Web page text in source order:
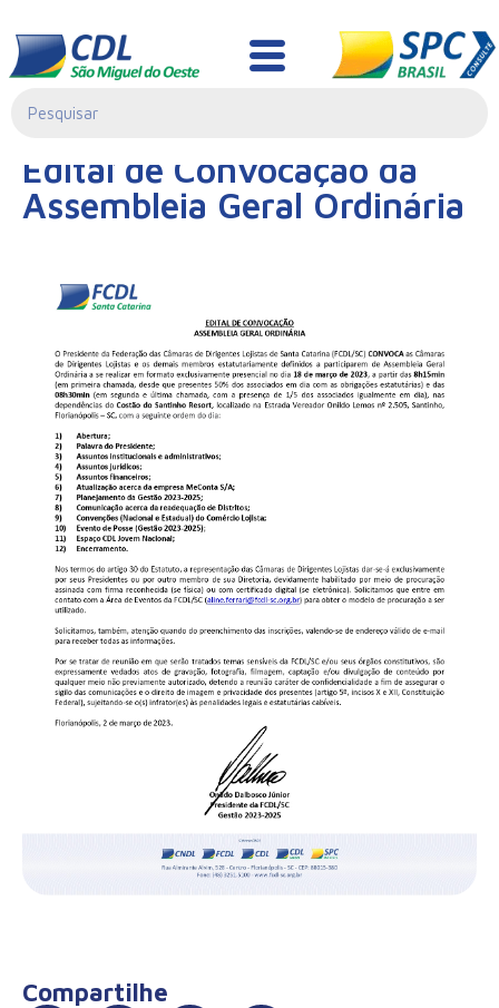
Notícias
Edital de Convocação da
Assembleia Geral Ordinária
Compartilhe